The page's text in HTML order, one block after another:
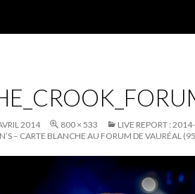
2014 800 × 533
LIVE REPORT :
– CARTE BLANCHE AU FORUM DE VAURÉAL